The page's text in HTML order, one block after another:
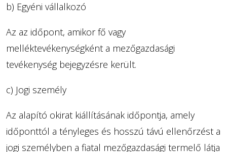
b) Egyéni vállalkozó
Az az időpont, amikor fő vagy
melléktevékenységként a mezőgazdasági
tevékenység bejegyzésre került.
c) Jogi személy
Az alapító okirat kiállításának időpontja, amely
időponttól a tényleges és hosszú távú ellenőrzést a
jogi személyben a fiatal mezőgazdasági termelő látja